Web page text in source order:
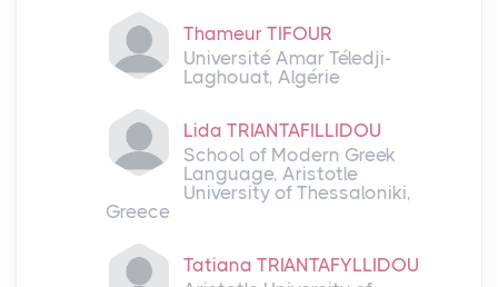
Thameur TIFOUR
Université Amar Téledji-
Laghouat, Algérie
Lida TRIANTAFILLIDOU
School of Modern Greek
Language, Aristotle
University of Thessaloniki,
Greece
Tatiana TRIANTAFYLLIDOU